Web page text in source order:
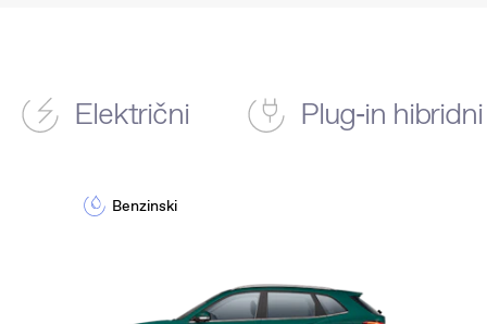
Električni Plug‑in hibridni
Benzinski